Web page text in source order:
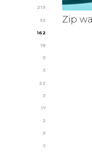
219
55
162
18
3
3
22
3
17
2
3
7
Zip